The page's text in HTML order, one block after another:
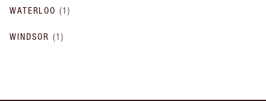
WATERLOO (1 )
WINDSOR (1 )